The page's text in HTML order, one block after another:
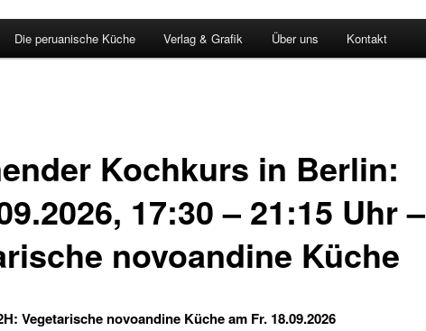
Die peruanische Küche Verlag & Grafik Über uns Kontakt
Kochkurs in Berlin:
17:30 – 21:15 Uhr –
novoandine Küche
Vegetarische novoandine Kücheam Fr. 18.09.2026